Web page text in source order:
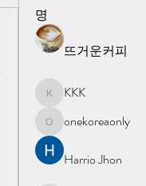
명
뜨거운커피
KKKKKK
onekoreaonly
onekoreaonly
Harrio Jhon